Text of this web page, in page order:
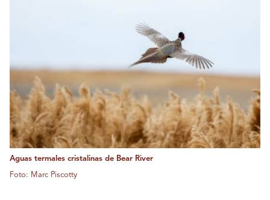
Aguas termales cristalinas de Bear River
Foto: Marc Piscotty